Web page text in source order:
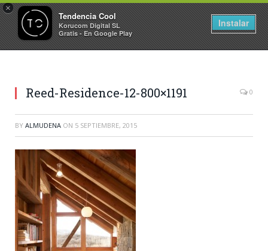
×
Tendencia Cool
Korucom Digital SL
Gratis - En Google Play
Instalar
Reed-Residence-12-800×1191 0
BY ALMUDENA ON 5 SEPTIEMBRE, 2015